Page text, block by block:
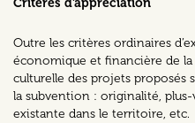
Critères d'appréciation
Outre les critères ordinaires
économique et financière de
culturelle des projets proposés
la subvention : originalité, plus-
existante dans le territoire, etc.